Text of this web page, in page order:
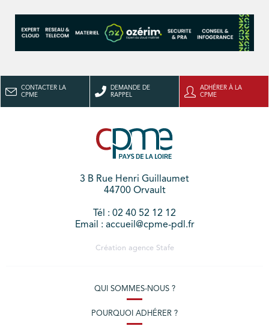
CONTACTER LA
CPME
DEMANDE DE
RAPPEL
ADHÉRER À LA
CPME
3 B Rue Henri Guillaumet
44700 Orvault
Tél : 02 40 52 12 12
Email : accueil@cpme-pdl.fr
Création agence Stafe
QUI SOMMES-NOUS ?
POURQUOI ADHÉRER ?